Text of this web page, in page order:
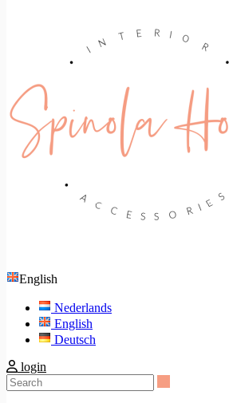
English
Nederlands
English
Deutsch
login